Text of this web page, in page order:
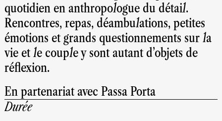
quotidien en anthropologue du détail.
Rencontres, repas, déambulations, petites
émotions et grands questionnements sur la
vie et le couple y sont autant d’objets de
réflexion.
En partenariat avec Passa Porta
Durée